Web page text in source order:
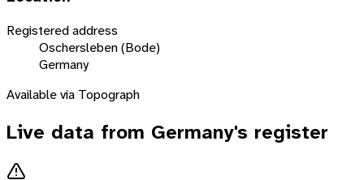
Registered address
Oschersleben (Bode)
Germany
Available via Topograph
Live data from Germany's register